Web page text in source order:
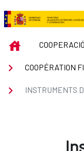
Saut au contenu
INICIO
COOPÉRATION
INSTRUMENTS